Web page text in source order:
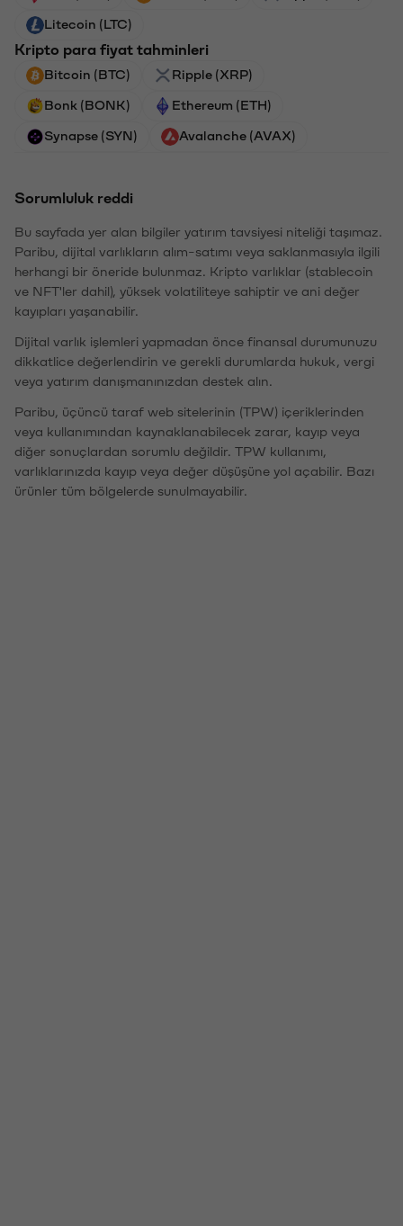
Litecoin (LTC)
Kripto para fiyat tahminleri
Bitcoin (BTC) Ripple (XRP)
Bonk (BONK) Ethereum (ETH)
Synapse (SYN) Avalanche (AVAX)
Sorumluluk reddi
Bu sayfada yer alan bilgiler yatırım tavsiyesi niteliği taşımaz.
Paribu, dijital varlıkların alım-satımı veya saklanmasıyla ilgili
herhangi bir öneride bulunmaz. Kripto varlıklar (stablecoin
ve NFT'ler dahil), yüksek volatiliteye sahiptir ve ani değer
kayıpları yaşanabilir.
Dijital varlık işlemleri yapmadan önce finansal durumunuzu
dikkatlice değerlendirin ve gerekli durumlarda hukuk, vergi
veya yatırım danışmanınızdan destek alın.
Paribu, üçüncü taraf web sitelerinin (TPW) içeriklerinden
veya kullanımından kaynaklanabilecek zarar, kayıp veya
diğer sonuçlardan sorumlu değildir. TPW kullanımı,
varlıklarınızda kayıp veya değer düşüşüne yol açabilir. Bazı
ürünler tüm bölgelerde sunulmayabilir.